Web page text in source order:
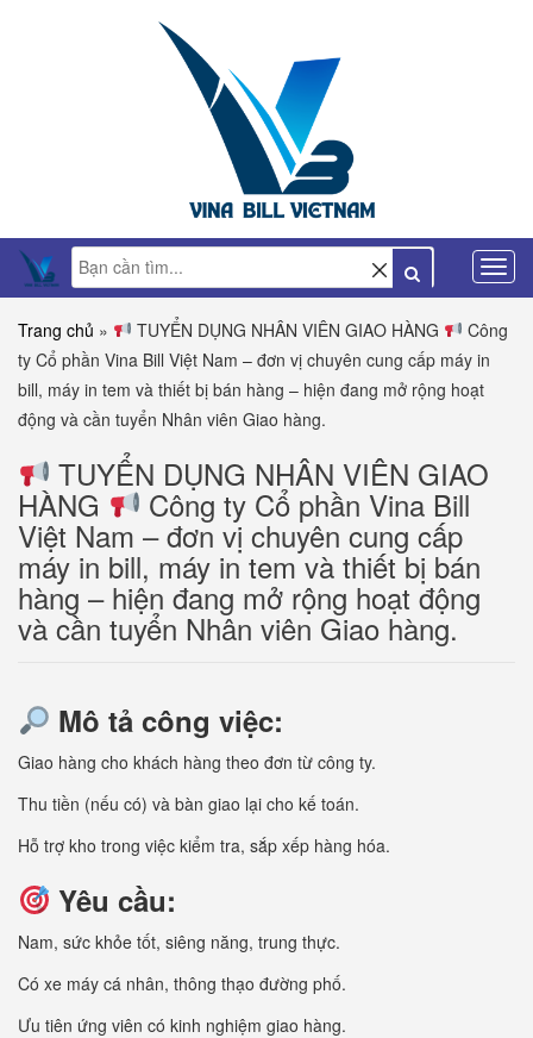
Trang chủ » TUYỂN DỤNG NHÂN VIÊN GIAO HÀNG
Công
ty Cổ phần Vina Bill Việt Nam – đơn vị chuyên cung cấp máy in
bill, máy in tem và thiết bị bán hàng – hiện đang mở rộng hoạt
động và cần tuyển Nhân viên Giao hàng.
TUYỂN DỤNG NHÂN VIÊN GIAO
HÀNG Công ty Cổ phần Vina Bill
Việt Nam – đơn vị chuyên cung cấp
máy in bill, máy in tem và thiết bị bán
hàng – hiện đang mở rộng hoạt động
và cần tuyển Nhân viên Giao hàng.
Mô tả công việc:
Giao hàng cho khách hàng theo đơn từ công ty.
Thu tiền (nếu có) và bàn giao lại cho kế toán.
Hỗ trợ kho trong việc kiểm tra, sắp xếp hàng hóa.
Yêu cầu:
Nam, sức khỏe tốt, siêng năng, trung thực.
Có xe máy cá nhân, thông thạo đường phố.
Ưu tiên ứng viên có kinh nghiệm giao hàng.